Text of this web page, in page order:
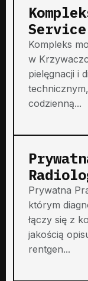
Kompleks
w
pielęgnacji i
codzienną...
Prywatna
którym
łączy się z
jakością
rentgen...